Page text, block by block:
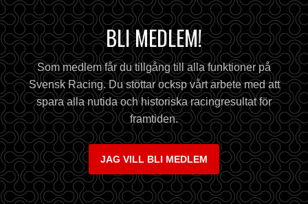
BLI MEDLEM!
Som medlem får du tillgång till alla funktioner på
Svensk Racing. Du stöttar ocksp vårt arbete med att
spara alla nutida och historiska racingresultat för
framtiden.
JAG VILL BLI MEDLEM